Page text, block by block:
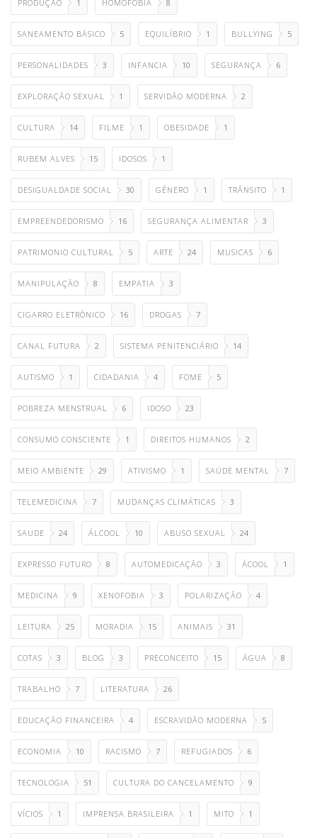
PRODUÇÃO 1 HOMOFOBIA 8
SANEAMENTO BÁSICO 5 EQUILÍBRIO 1 BULLYING 5
PERSONALIDADES 3 INFANCIA 10 SEGURANÇA 6
EXPLORAÇÃO SEXUAL 1 SERVIDÃO MODERNA 2
CULTURA 14 FILME 1 OBESIDADE 1
RUBEM ALVES 15 IDOSOS 1
DESIGUALDADE SOCIAL 30 GÊNERO 1 TRÂNSITO 1
EMPREENDEDORISMO 16 SEGURANÇA ALIMENTAR 3
PATRIMONIO CULTURAL 5 ARTE 24 MUSICAS 6
MANIPULAÇÃO 8 EMPATIA 3
CIGARRO ELETRÔNICO 16 DROGAS 7
CANAL FUTURA 2 SISTEMA PENITENCIÁRIO 14
AUTISMO 1 CIDADANIA 4 FOME 5
POBREZA MENSTRUAL 6 IDOSO 23
CONSUMO CONSCIENTE 1 DIREITOS HUMANOS 2
MEIO AMBIENTE 29 ATIVISMO 1 SAÚDE MENTAL 7
TELEMEDICINA 7 MUDANÇAS CLIMÁTICAS 3
SAUDE 24 ÁLCOOL 10 ABUSO SEXUAL 24
EXPRESSO FUTURO 8 AUTOMEDICAÇÃO 3 ÁCOOL 1
MEDICINA 9 XENOFOBIA 3 POLARIZAÇÃO 4
LEITURA 25 MORADIA 15 ANIMAIS 31
COTAS 3 BLOG 3 PRECONCEITO 15 ÁGUA 8
TRABALHO 7 LITERATURA 26
EDUCAÇÃO FINANCEIRA 4 ESCRAVIDÃO MODERNA 5
ECONOMIA 10 RACISMO 7 REFUGIADOS 6
TECNOLOGIA 51 CULTURA DO CANCELAMENTO 9
VÍCIOS 1 IMPRENSA BRASILEIRA 1 MITO 1